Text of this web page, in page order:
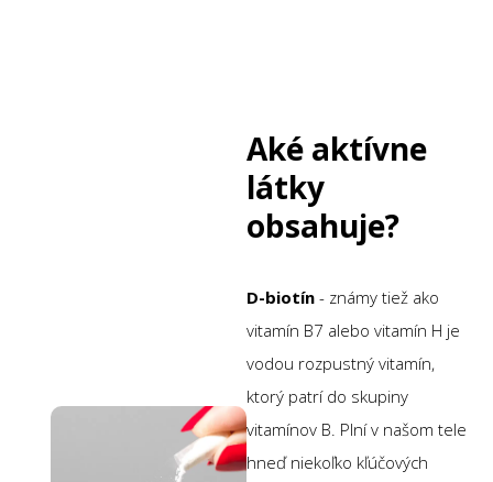
Aké aktívne
látky
obsahuje?
D-biotín - známy tiež ako
vitamín B7 alebo vitamín H je
vodou rozpustný vitamín,
ktorý patrí do skupiny
vitamínov B. Plní v našom tele
hneď niekoľko kľúčových